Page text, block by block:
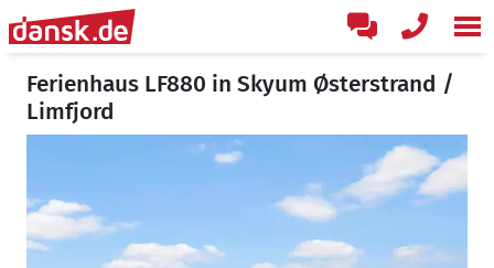
Ferienhaus LF880 in Skyum Østerstrand /
Limfjord